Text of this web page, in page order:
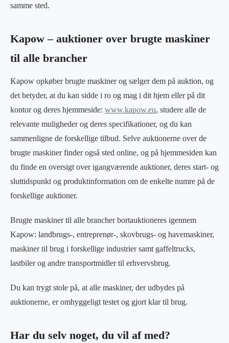
samme sted.
Kapow – auktioner over brugte maskiner
til alle brancher
Kapow opkøber brugte maskiner og sælger dem på auktion, og
det betyder, at du kan sidde i ro og mag i dit hjem eller på dit
kontor og deres hjemmeside: www.kapow.eu, studere alle de
relevante muligheder og deres specifikationer, og du kan
sammenligne de forskellige tilbud. Selve auktionerne over de
brugte maskiner finder også sted online, og på hjemmesiden kan
du finde en oversigt over igangværende auktioner, deres start- og
sluttidspunkt og produktinformation om de enkelte numre på de
forskellige auktioner.
Brugte maskiner til alle brancher bortauktioneres igennem
Kapow: landbrugs-, entreprenør-, skovbrugs- og havemaskiner,
maskiner til brug i forskellige industrier samt gaffeltrucks,
lastbiler og andre transportmidler til erhvervsbrug.
Du kan trygt stole på, at alle maskiner, der udbydes på
auktionerne, er omhyggeligt testet og gjort klar til brug.
Har du selv noget, du vil af med?